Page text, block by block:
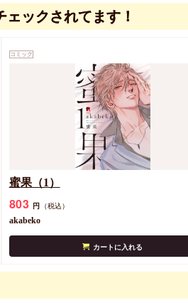
ックされてます！
コミック
蜜果（1）
803 円 （税込）
akabeko
カートに入れる